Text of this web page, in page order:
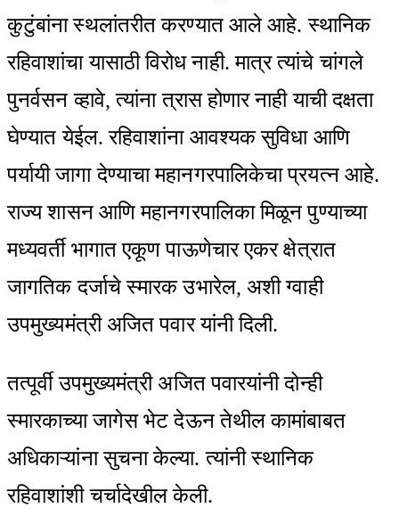
कुटुंबांना स्थलांतरीत करण्यात आले आहे. स्थानिक
रहिवाशांचा यासाठी विरोध नाही. मात्र त्यांचे चांगले
पुनर्वसन व्हावे, त्यांना त्रास होणार नाही याची दक्षता
घेण्यात येईल. रहिवाशांना आवश्यक सुविधा आणि
पर्यायी जागा देण्याचा महानगरपालिकेचा प्रयत्न आहे.
राज्य शासन आणि महानगरपालिका मिळून पुण्याच्या
मध्यवर्ती भागात एकूण पाऊणेचार एकर क्षेत्रात
जागतिक दर्जाचे स्मारक उभारेल, अशी ग्वाही
उपमुख्यमंत्री अजित पवार यांनी दिली.
तत्पूर्वी उपमुख्यमंत्री अजित पवारयांनी दोन्ही
स्मारकाच्या जागेस भेट देऊन तेथील कामांबाबत
अधिकाऱ्यांना सुचना केल्या. त्यांनी स्थानिक
रहिवाशांशी चर्चादेखील केली.